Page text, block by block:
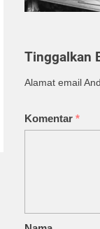
Tinggalkan
Alamat email
Komentar *